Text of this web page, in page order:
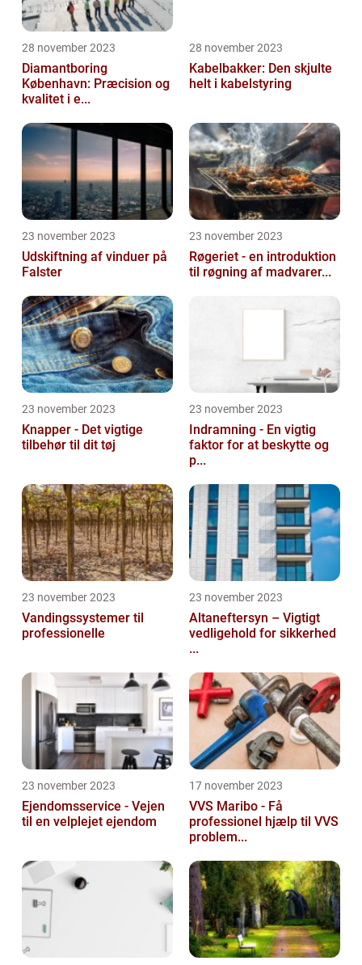
28 november 2023
Diamantboring
København: Præcision og
kvalitet i e...
28 november 2023
Kabelbakker: Den skjulte
helt i kabelstyring
23 november 2023
Udskiftning af vinduer på
Falster
23 november 2023
Røgeriet - en introduktion
til røgning af madvarer...
23 november 2023
Knapper - Det vigtige
tilbehør til dit tøj
23 november 2023
Indramning - En vigtig
faktor for at beskytte og
p...
23 november 2023
Vandingssystemer til
professionelle
23 november 2023
Altaneftersyn – Vigtigt
vedligehold for sikkerhed
...
23 november 2023
Ejendomsservice - Vejen
til en velplejet ejendom
17 november 2023
VVS Maribo - Få
professionel hjælp til VVS
problem...